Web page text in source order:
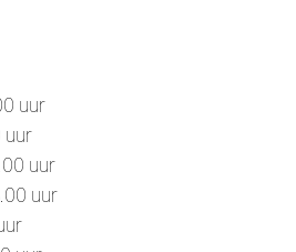
uur
uur
uur
uur